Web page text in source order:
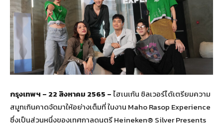
กรุงเทพฯ – 22 สิงหาคม 2565 –ไฮเนเก้น ซิลเวอร์ได้เตรียมความ
สมูทเกินคาดจัดมาให้อย่างเต็มที่ ในงาน Maho Rasop Experience
ซึ่งเป็นส่วนหนึ่งของเทศกาลดนตรี Heineken® Silver Presents